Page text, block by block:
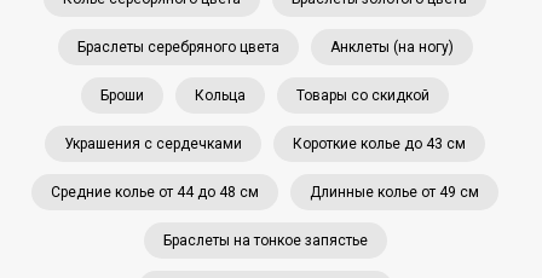
Браслеты серебряного цвета Анклеты (на ногу)
Броши Кольца Товары со скидкой
Украшения с сердечками Короткие колье до 43 см
Средние колье от 44 до 48 см Длинные колье от 49 см
Браслеты на тонкое запястье